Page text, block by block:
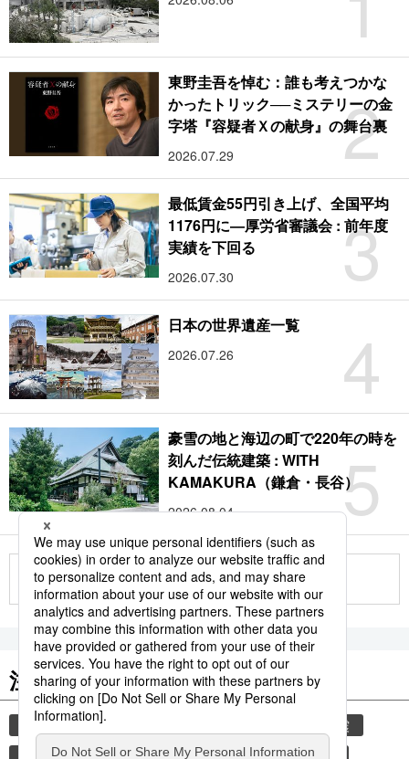
2
東野圭吾を悼む：誰も考えつかな
かったトリック──ミステリーの金
字塔『容疑者Ｘの献身』の舞台裏
2026.07.29
3
最低賃金55円引き上げ、全国平均
1176円に―厚労省審議会 : 前年度
実績を下回る
2026.07.30
4
日本の世界遺産一覧
2026.07.26
5
豪雪の地と海辺の町で220年の時を
刻んだ伝統建築 : WITH
KAMAKURA（鎌倉・長谷）
2026.08.04
もっと見る
注目のキーワード
共同通信ニュース
地震